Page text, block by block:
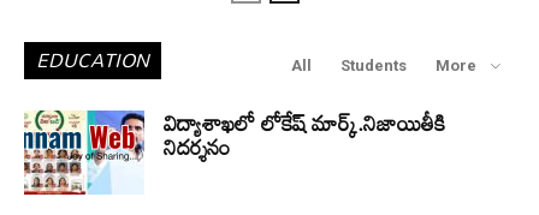
EDUCATION All Students More
విద్యాశాఖలో లోకేష్ మార్క్.నిజాయితీకి
నిదర్శనం